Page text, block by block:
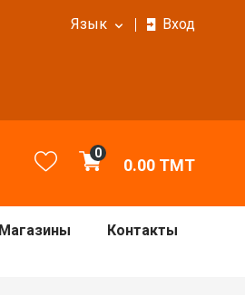
Язык Вход
0
0.00 TMT
Магазины Контакты